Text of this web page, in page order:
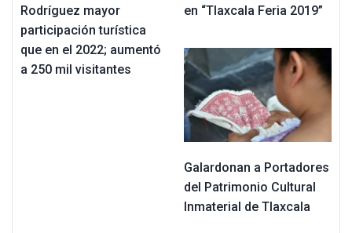
Rodríguez mayor
participación turística
que en el 2022; aumentó
a 250 mil visitantes
en “Tlaxcala Feria 2019”
Galardonan a Portadores
del Patrimonio Cultural
Inmaterial de Tlaxcala